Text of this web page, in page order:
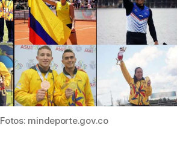
los
de
2022
Fotos: mindeporte.gov.co